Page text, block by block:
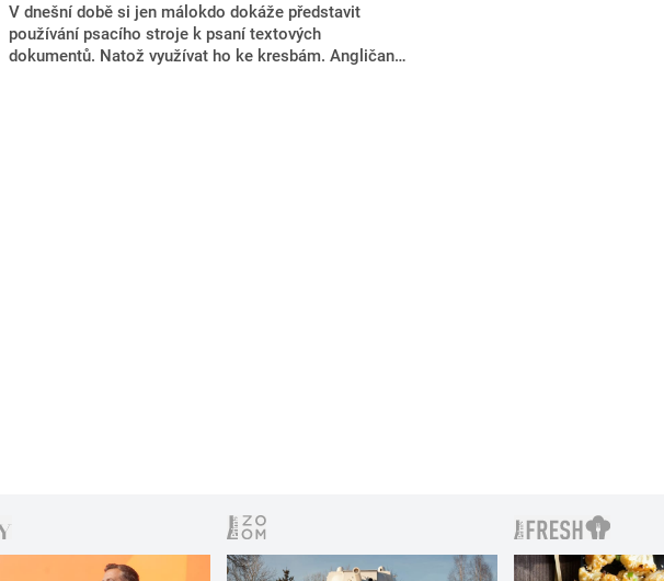
V dnešní době si jen málokdo dokáže představit
používání psacího stroje k psaní textových
dokumentů. Natož využívat ho ke kresbám. Angličan